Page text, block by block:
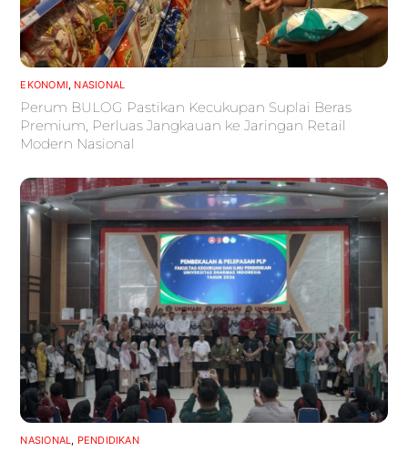
EKONOMI, NASIONAL
Perum BULOG Pastikan Kecukupan Suplai Beras
Premium, Perluas Jangkauan ke Jaringan Retail
Modern Nasional
NASIONAL, PENDIDIKAN